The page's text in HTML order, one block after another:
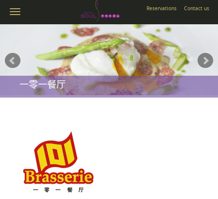
Reservations Contact us
一零一餐厅